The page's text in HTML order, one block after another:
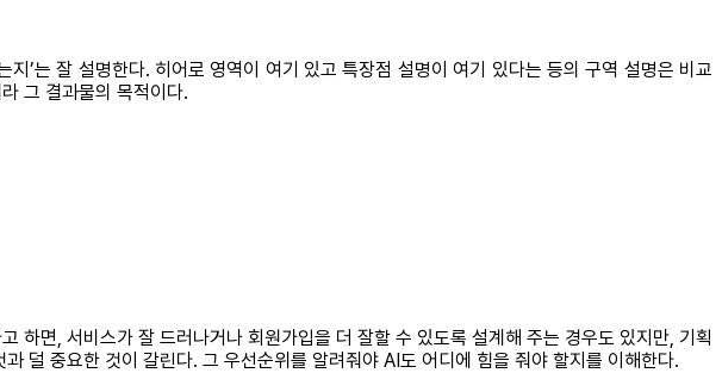
’는 잘 설명한다. 히어로 영역이 여기 있고 특장점 설명이 여기 있다는 등의 구역 설명은 비교
그 결과물의 목적이다.
하면, 서비스가 잘 드러나거나 회원가입을 더 잘할 수 있도록 설계해 주는 경우도 있지만, 기획
덜 중요한 것이 갈린다. 그 우선순위를 알려줘야 AI도 어디에 힘을 줘야 할지를 이해한다.